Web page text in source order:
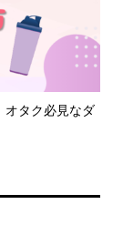
オタク必見なダ